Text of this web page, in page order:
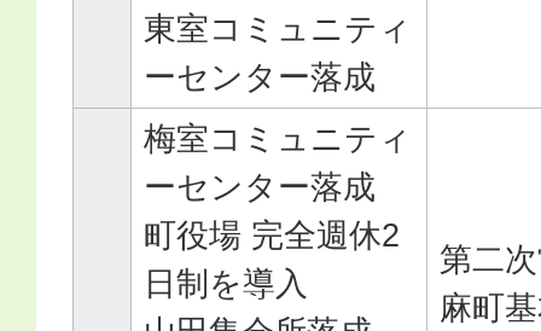
東室コミュニティ
ーセンター落成
梅室コミュニティ
ーセンター落成
町役場 完全週休2
日制を導入
第二
麻町